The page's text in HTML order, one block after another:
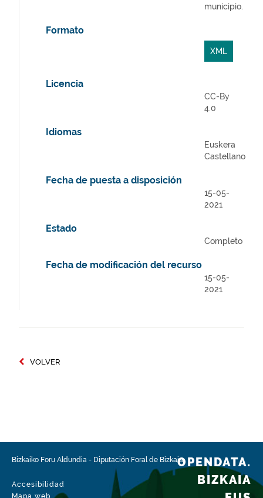
municipio.
Formato
XML
Licencia
CC-By
4.0
Idiomas
Euskera
Castellano
Fecha de puesta a disposición
15-05-
2021
Estado
Completo
Fecha de modificación del recurso
15-05-
2021
VOLVER
Bizkaiko Foru Aldundia - Diputación Foral de Bizkaia
Accesibilidad
Mapa web
OPENDATA.
BIZKAIA